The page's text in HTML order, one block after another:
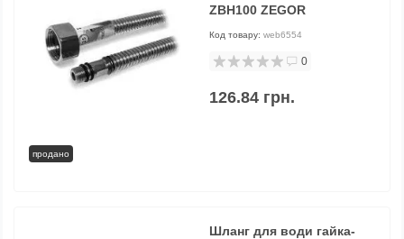
продано
ZBH100 ZEGOR
Код товару: web6554
0
126.84 грн.
Шланг для води гайка-